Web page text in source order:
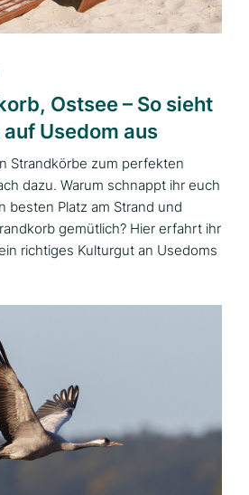
Ostsee – So sieht
Usedom aus
Strandkörbe zum perfekten
dazu. Warum schnappt ihr euch
besten Platz am Strand und
gemütlich? Hier erfahrt ihr
richtiges Kulturgut an Usedoms